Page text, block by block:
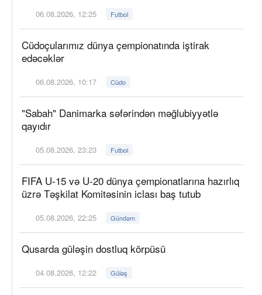
06.08.2026, 12:25 Futbol
Cüdoçularımız dünya çempionatında iştirak
edəcəklər
06.08.2026, 10:17 Cüdo
"Sabah" Danimarka səfərindən məğlubiyyətlə
qayıdır
05.08.2026, 23:23 Futbol
FIFA U-15 və U-20 dünya çempionatlarına hazırlıq
üzrə Təşkilat Komitəsinin iclası baş tutub
05.08.2026, 22:25 Gündəm
Qusarda güləşin dostluq körpüsü
04.08.2026, 12:22 Güləş